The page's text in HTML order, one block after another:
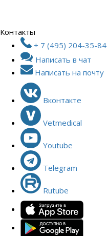
Контакты
+ 7 (495) 204-35-84
Написать в чат
Написать на почту
Вконтакте
Vetmedical
Youtube
Telegram
Rutube